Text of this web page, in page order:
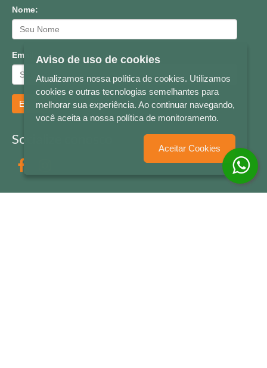
Nome:
Email:
Enviar
Socialize conosco
Aviso de uso de cookies
Atualizamos nossa política de cookies. Utilizamos
cookies e outras tecnologias semelhantes para
melhorar sua experiência. Ao continuar navegando,
você aceita a nossa política de monitoramento.
Aceitar Cookies